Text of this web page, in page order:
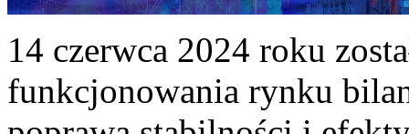
14 czerwca 2024 roku
funkcjonowania rynku